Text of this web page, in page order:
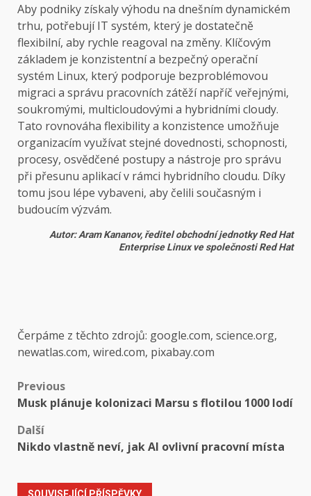
Aby podniky získaly výhodu na dnešním dynamickém
trhu, potřebují IT systém, který je dostatečně
flexibilní, aby rychle reagoval na změny. Klíčovým
základem je konzistentní a bezpečný operační
systém Linux, který podporuje bezproblémovou
migraci a správu pracovních zátěží napříč veřejnými,
soukromými, multicloudovými a hybridními cloudy.
Tato rovnováha flexibility a konzistence umožňuje
organizacím využívat stejné dovednosti, schopnosti,
procesy, osvědčené postupy a nástroje pro správu
při přesunu aplikací v rámci hybridního cloudu. Díky
tomu jsou lépe vybaveni, aby čelili současným i
budoucím výzvám.
Autor: Aram Kananov, ředitel obchodní jednotky Red Hat
Enterprise Linux ve společnosti Red Hat
Čerpáme z těchto zdrojů: google.com, science.org,
newatlas.com, wired.com, pixabay.com
Post
navigation
Previous
Musk plánuje kolonizaci Marsu s flotilou 1000 lodí
Další
Nikdo vlastně neví, jak AI ovlivní pracovní místa
SOUVISEJÍCÍ PŘÍSPĚVKY